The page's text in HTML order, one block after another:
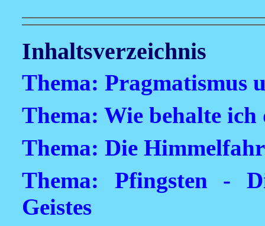
Inhaltsverzeichnis
Thema: Pragmatismus
Thema: Wie behalte
Thema: Die
Thema: Pfingsten -
Geistes